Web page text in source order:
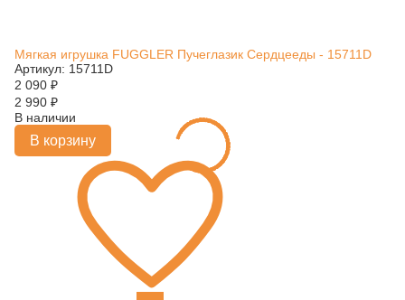
Мягкая игрушка FUGGLER Пучеглазик Сердцееды - 15711D
Артикул: 15711D
2 090 ₽
2 990 ₽
В наличии
В корзину